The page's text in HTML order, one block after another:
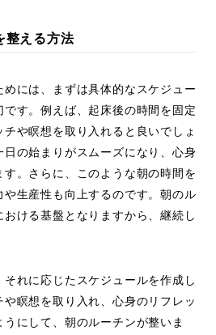
整える方法
には、まずは具体的なスケジュー
す。例えば、起床後の時間を固定
や瞑想を取り入れると良いでしょ
日の始まりがスムーズになり、心身
す。さらに、このような朝の時間を
生産性も向上するのです。朝のル
ける基盤となりますから、継続し
れに応じたスケジュールを作成し
瞑想を取り入れ、心身のリフレッ
にして、朝のルーチンが整いま